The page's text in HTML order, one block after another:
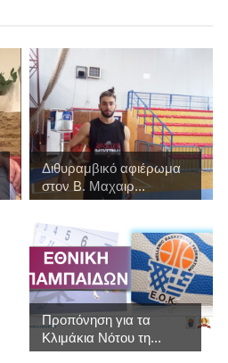
Διθυραμβικό αφιέρωμα
στον Β. Μαχαιρ...
Προπόνηση για τα
Κλιμάκια Νότου τη...